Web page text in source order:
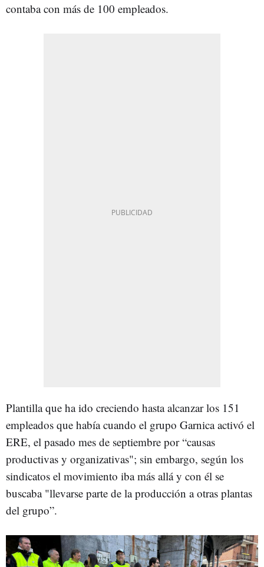
contaba con más de 100 empleados.
Plantilla que ha ido creciendo hasta alcanzar los 151
empleados que había cuando el grupo Garnica activó el
ERE, el pasado mes de septiembre por “causas
productivas y organizativas"; sin embargo, según los
sindicatos el movimiento iba más allá y con él se
buscaba "llevarse parte de la producción a otras plantas
del grupo”.